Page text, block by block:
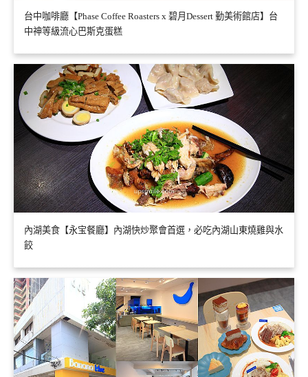
台中咖啡廳【Phase Coffee Roasters x 碧月Dessert 勤美術館店】台
中神等級流心巴斯克蛋糕
內湖美食【永宝餐廳】內湖快炒聚會首選，必吃內湖山東燒雞與水
餃